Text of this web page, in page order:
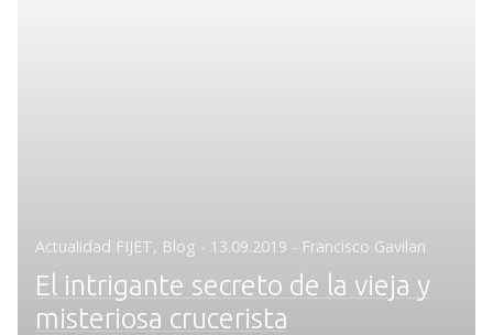
Actualidad FIJET, Blog - Posted
13.09.2019 - Francisco Gavilan
El intrigante secreto de la vieja y
misteriosa crucerista